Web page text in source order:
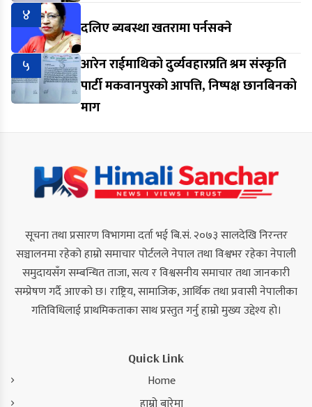
४
दलिए ब्यबस्था खतरामा पर्नसक्ने
५
आरेन राईमाथिको दुर्व्यवहारप्रति श्रम संस्कृति
पार्टी मकवानपुरको आपत्ति, निष्पक्ष छानबिनको
माग
सूचना तथा प्रसारण विभागमा दर्ता भई बि.सं. २०७३ सालदेखि निरन्तर
सञ्चालनमा रहेको हाम्रो समाचार पोर्टलले नेपाल तथा विश्वभर रहेका नेपाली
समुदायसँग सम्बन्धित ताजा, सत्य र विश्वसनीय समाचार तथा जानकारी
सम्प्रेषण गर्दै आएको छ। राष्ट्रिय, सामाजिक, आर्थिक तथा प्रवासी नेपालीका
गतिविधिलाई प्राथमिकताका साथ प्रस्तुत गर्नु हाम्रो मुख्य उद्देश्य हो।
Quick Link
Home